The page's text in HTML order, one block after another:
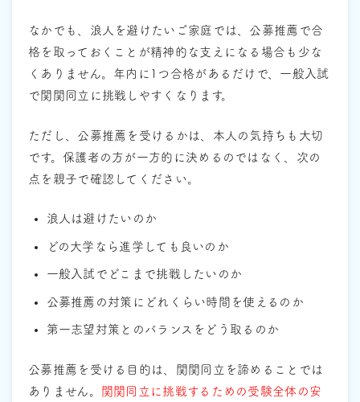
なかでも、浪人を避けたいご家庭では、公募推薦で合
格を取っておくことが精神的な支えになる場合も少な
くありません。年内に1つ合格があるだけで、一般入試
で関関同立に挑戦しやすくなります。
ただし、公募推薦を受けるかは、本人の気持ちも大切
です。保護者の方が一方的に決めるのではなく、次の
点を親子で確認してください。
浪人は避けたいのか
どの大学なら進学しても良いのか
一般入試でどこまで挑戦したいのか
公募推薦の対策にどれくらい時間を使えるのか
第一志望対策とのバランスをどう取るのか
公募推薦を受ける目的は、関関同立を諦めることでは
ありません。
関関同立に挑戦するための受験全体の安